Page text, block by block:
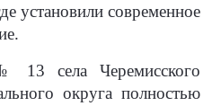
установили современное
села Черемисского
округа полностью